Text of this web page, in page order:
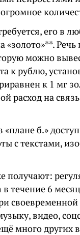
его в
«золото»**.
можно
к рублю,
к 1 мг
расход на
б.»
с текстами,
получают:
течение 6
видео,
много